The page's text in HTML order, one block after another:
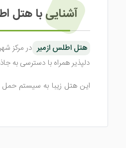
آشنایی با هتل
هتل اطلس ازمیر
دلپذیر همراه با دسترسی به
این هتل زیبا به سیستم حمل
هستند تا هر گردشگری بتواند